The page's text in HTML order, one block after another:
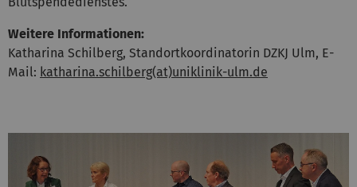
Weitere Informationen:
Katharina Schilberg, Standortkoordinatorin DZKJ Ulm, E-
Mail: katharina.schilberg(at)uniklinik-ulm.de